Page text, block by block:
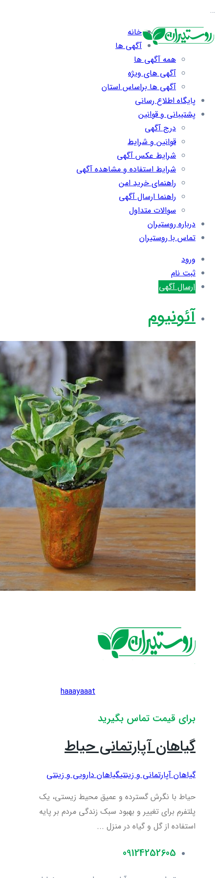
…
خانه
آگهی ها
همه آگهی ها
آگهی های ویژه
آگهی ها براساس استان
پایگاه اطلاع رسانی
پشتیبانی و قوانین
درج آگهی
قوانین و شرایط
شرایط عکس آگهی
شرایط استفاده و مشاهده آگهی
راهنمای خرید امن
راهنما ارسال آگهی
سوالات متداول
درباره روستیران
تماس با روستیران
ورود
ثبت نام
ارسال آگهی
آئونیوم
haaayaaat
برای قیمت تماس بگیرید
گیاهان آپارتمانی حیاط
گیاهان آپارتمانی و زینتیگیاهان دارویی و زینتی
حیاط با نگرش گسترده و عمیق محیط زیستی، یک
پلتفرم برای تغییر و بهبود سبک زندگی مردم بر پایه
استفاده از گل و گیاه در منزل ...
09124252605